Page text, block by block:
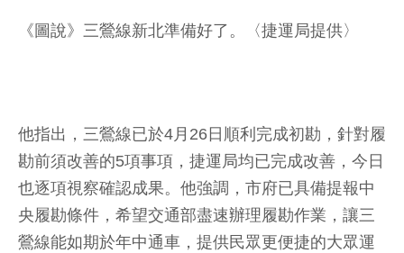
《圖說》三鶯線新北準備好了。〈捷運局提供〉
他指出，三鶯線已於4月26日順利完成初勘，針對履
勘前須改善的5項事項，捷運局均已完成改善，今日
也逐項視察確認成果。他強調，市府已具備提報中
央履勘條件，希望交通部盡速辦理履勘作業，讓三
鶯線能如期於年中通車，提供民眾更便捷的大眾運